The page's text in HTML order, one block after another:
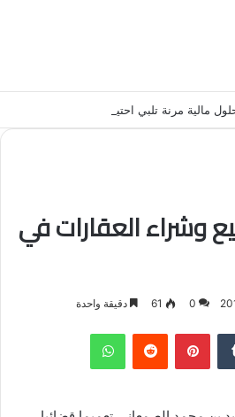
وشراء العقارات في
0
61 دقيقة واحدة
بينتيريست